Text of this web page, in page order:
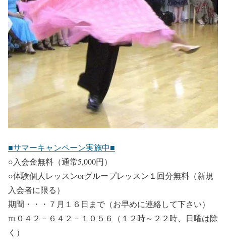
■サマーキャンペーン実施中■
○入会金無料（通常5,000円）
○体験個人レッスンorグループレッスン１回分無料（新規
入会者に限る）
期間・・・７月１６日まで（お早めに連絡して下さい）
℡０４２－６４２－１０５６（１２時～２２時、日曜は除
く）